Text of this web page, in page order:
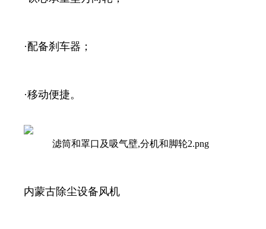
·配备刹车器；
·移动便捷。
内蒙古除尘设备风机